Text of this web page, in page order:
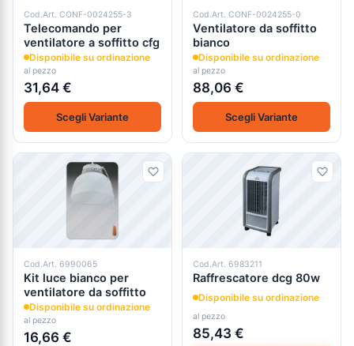
Cod.Art. CONF-0024255-3
Telecomando per
ventilatore a soffitto cfg
Disponibile su ordinazione
al pezzo
31,64 €
Scegli Variante
Cod.Art. CONF-0024255-0
Ventilatore da soffitto
bianco
Disponibile su ordinazione
al pezzo
88,06 €
Scegli Variante
Cod.Art. 6990065
Kit luce bianco per
ventilatore da soffitto
Disponibile su ordinazione
al pezzo
16,66 €
Cod.Art. 6983211
Raffrescatore dcg 80w
Disponibile su ordinazione
al pezzo
85,43 €